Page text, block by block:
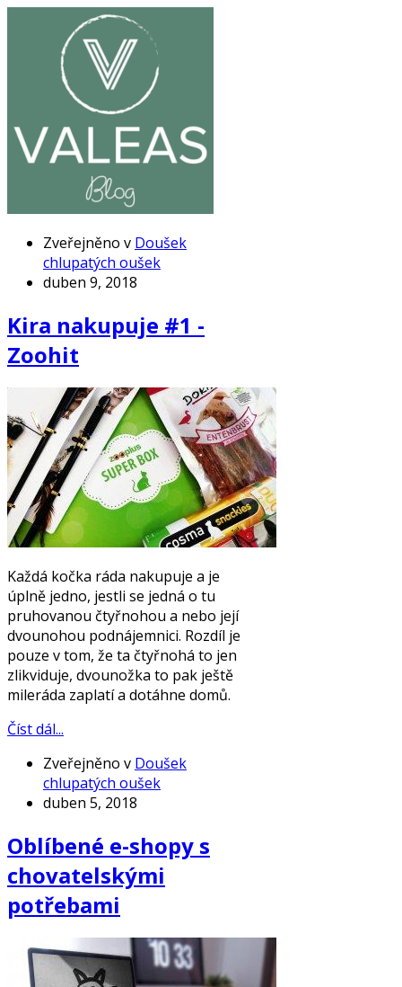
Zveřejněno v Doušek
chlupatých oušek
duben 9, 2018
Kira nakupuje #1 -
Zoohit
Každá kočka ráda nakupuje a je
úplně jedno, jestli se jedná o tu
pruhovanou čtyřnohou a nebo její
dvounohou podnájemnici. Rozdíl je
pouze v tom, že ta čtyřnohá to jen
zlikviduje, dvounožka to pak ještě
mileráda zaplatí a dotáhne domů.
Číst dál...
Zveřejněno v Doušek
chlupatých oušek
duben 5, 2018
Oblíbené e-shopy s
chovatelskými
potřebami